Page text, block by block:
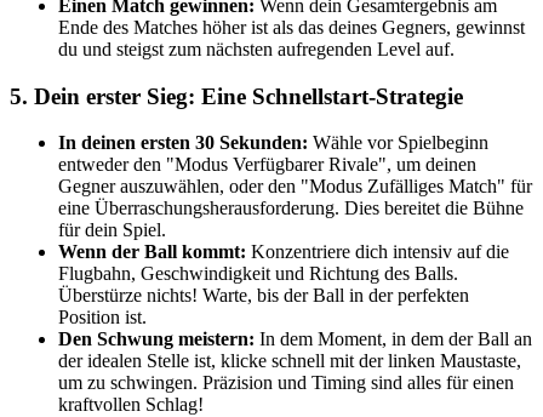
Einen Match gewinnen: Wenn dein Gesamtergebnis am
Ende des Matches höher ist als das deines Gegners, gewinnst
du und steigst zum nächsten aufregenden Level auf.
5. Dein erster Sieg: Eine Schnellstart-Strategie
In deinen ersten 30 Sekunden: Wähle vor Spielbeginn
entweder den "Modus Verfügbarer Rivale", um deinen
Gegner auszuwählen, oder den "Modus Zufälliges Match" für
eine Überraschungsherausforderung. Dies bereitet die Bühne
für dein Spiel.
Wenn der Ball kommt: Konzentriere dich intensiv auf die
Flugbahn, Geschwindigkeit und Richtung des Balls.
Überstürze nichts! Warte, bis der Ball in der perfekten
Position ist.
Den Schwung meistern: In dem Moment, in dem der Ball an
der idealen Stelle ist, klicke schnell mit der linken Maustaste,
um zu schwingen. Präzision und Timing sind alles für einen
kraftvollen Schlag!